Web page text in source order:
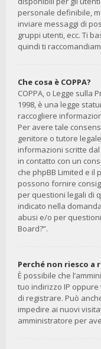
personale definibile,
inviare messaggi di
gruppi utenti, ecc. Ti
quindi ti
Che cosa è COPPA?
COPPA, o Legge sulla
1998, è una legge
raccogliere
Per avere tale
genitore o tutore
informazioni scritte
in contatto con un
che phpBB Limited e
possono fornire
per questioni legali di
indicato nella
abusi e/o per
Board?”.
Perché non riesco a
È possibile che
tuo indirizzo IP
di registrare. Può
impedire ai nuovi
amministratore per